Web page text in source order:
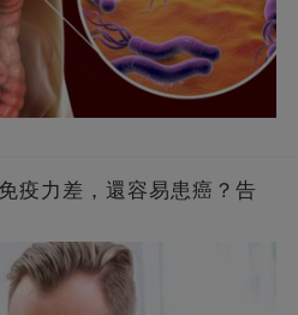
疫力差，還容易患癌？告